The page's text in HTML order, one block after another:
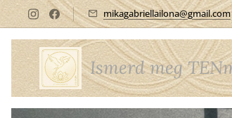
mikagabriellailona@gmail.com
Ismerd meg